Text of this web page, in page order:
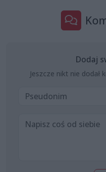
Dodaj
Jeszcze nikt nie dodał